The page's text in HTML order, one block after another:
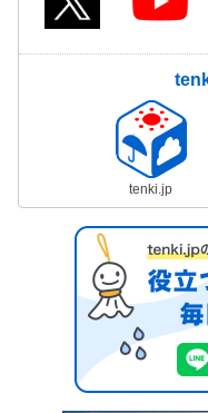
tenki.jp